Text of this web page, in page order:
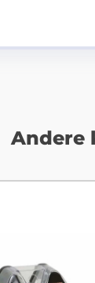
Andere